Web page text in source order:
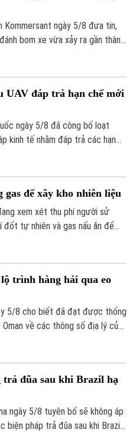
Kommersant ngày 5/8 đưa tin,
bom xe vừa xảy ra gần thành
mạng. Đây là vụ tấn công thứ
vòng một tuần qua.
UAV đáp trả hạn chế mới
ngày 5/8 đã công bố loạt
kinh tế nhằm đáp trả các hạn
đũa. để xây kho nhiên liệu
xem xét thu phí người sử
đốt tự nhiên và gas nấu ăn để
trình hàng hải qua eo
5/8 cho biết đã đạt được thống
Oman về các thông số địa lý của
đũa sau khi Brazil hạ
ngày 5/8 tuyên bố sẽ không áp
biện pháp trả đũa sau khi Brazil